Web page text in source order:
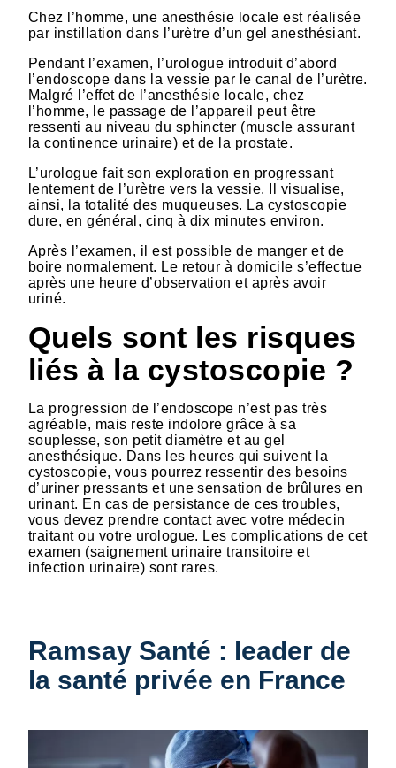
Chez l’homme, une anesthésie locale est réalisée
par instillation dans l’urètre d’un gel anesthésiant.
Pendant l’examen, l’urologue introduit d’abord
l’endoscope dans la vessie par le canal de l’urètre.
Malgré l’effet de l’anesthésie locale, chez
l’homme, le passage de l’appareil peut être
ressenti au niveau du sphincter (muscle assurant
la continence urinaire) et de la prostate.
L’urologue fait son exploration en progressant
lentement de l’urètre vers la vessie. Il visualise,
ainsi, la totalité des muqueuses. La cystoscopie
dure, en général, cinq à dix minutes environ.
Après l’examen, il est possible de manger et de
boire normalement. Le retour à domicile s’effectue
après une heure d’observation et après avoir
uriné.
Quels sont les risques
liés à la cystoscopie ?
La progression de l’endoscope n’est pas très
agréable, mais reste indolore grâce à sa
souplesse, son petit diamètre et au gel
anesthésique. Dans les heures qui suivent la
cystoscopie, vous pourrez ressentir des besoins
d’uriner pressants et une sensation de brûlures en
urinant. En cas de persistance de ces troubles,
vous devez prendre contact avec votre médecin
traitant ou votre urologue. Les complications de cet
examen (saignement urinaire transitoire et
infection urinaire) sont rares.
Ramsay Santé : leader de
la santé privée en France